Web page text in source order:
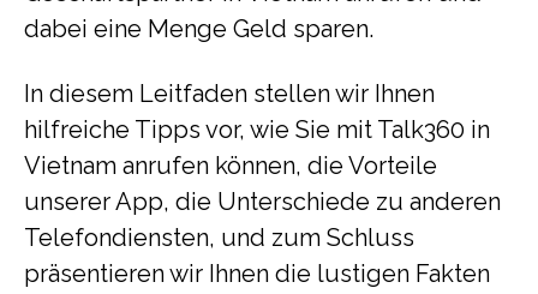
dabei eine Menge Geld sparen.
In diesem Leitfaden stellen wir Ihnen
hilfreiche Tipps vor, wie Sie mit Talk360 in
Vietnam anrufen können, die Vorteile
unserer App, die Unterschiede zu anderen
Telefondiensten, und zum Schluss
präsentieren wir Ihnen die lustigen Fakten